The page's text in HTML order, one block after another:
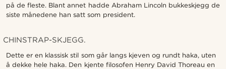
på de fleste. Blant annet hadde Abraham Lincoln bukkeskjegg de
siste månedene han satt som president.
CHINSTRAP-SKJEGG.
Dette er en klassisk stil som går langs kjeven og rundt haka, uten
å dekke hele haka. Den kjente filosofen Henry David Thoreau en